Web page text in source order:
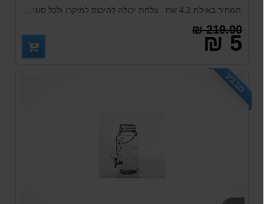
219.00 ₪
5 ₪
מבצע